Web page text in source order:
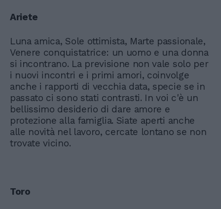
Ariete
Luna amica, Sole ottimista, Marte passionale,
Venere conquistatrice: un uomo e una donna
si incontrano. La previsione non vale solo per
i nuovi incontri e i primi amori, coinvolge
anche i rapporti di vecchia data, specie se in
passato ci sono stati contrasti. In voi c'è un
bellissimo desiderio di dare amore e
protezione alla famiglia. Siate aperti anche
alle novità nel lavoro, cercate lontano se non
trovate vicino.
Toro